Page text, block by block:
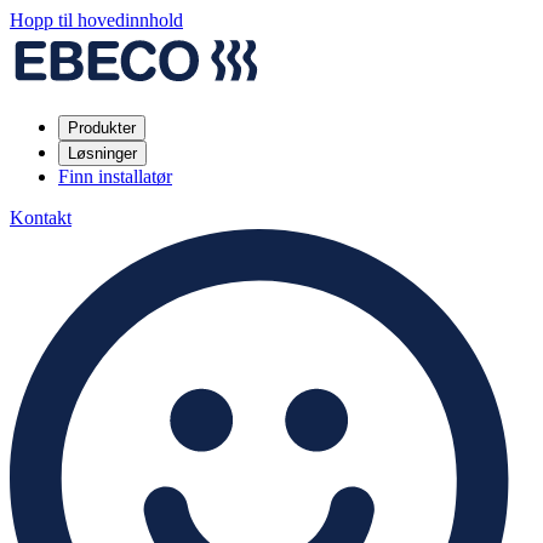
Hopp til hovedinnhold
Produkter
Løsninger
Finn installatør
Kontakt